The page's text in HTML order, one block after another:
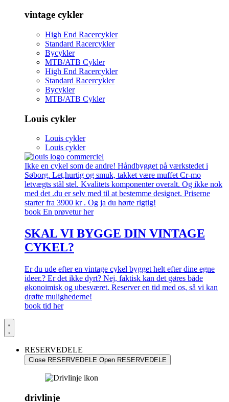
vintage cykler
High End Racercykler
Standard Racercykler
Bycykler
MTB/ATB Cykler
High End Racercykler
Standard Racercykler
Bycykler
MTB/ATB Cykler
Louis cykler
Louis cykler
Louis cykler
Ikke en cykel som de andre! Håndbygget på værkstedet i
Søborg. Let,hurtig og smuk, takket være muffet Cr-mo
letvægts stål stel. Kvalitets komponenter overalt. Og ikke nok
med det .du er selv med til at bestemme designet. Priserne
starter fra 3900 kr . Og ja du hørte rigtig!
book En prøvetur her
SKAL VI BYGGE DIN VINTAGE
CYKEL?
Er du ude efter en vintage cykel bygget helt efter dine egne
ideer.? Er det ikke dyrt? Nej, faktisk kan det gøres både
økonoimisk og ubesværet. Reserver en tid med os, så vi kan
drøfte mulighederne!
book tid her
RESERVEDELE
Close RESERVEDELE Open RESERVEDELE
drivlinje